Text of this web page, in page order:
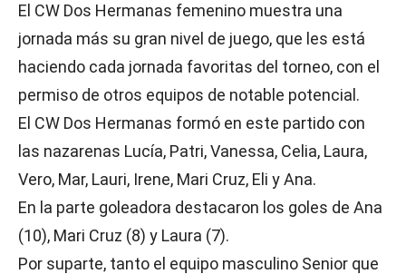
El CW Dos Hermanas femenino muestra una
jornada más su gran nivel de juego, que les está
haciendo cada jornada favoritas del torneo, con el
permiso de otros equipos de notable potencial.
El CW Dos Hermanas formó en este partido con
las nazarenas Lucía, Patri, Vanessa, Celia, Laura,
Vero, Mar, Lauri, Irene, Mari Cruz, Eli y Ana.
En la parte goleadora destacaron los goles de Ana
(10), Mari Cruz (8) y Laura (7).
Por suparte, tanto el equipo masculino Senior que